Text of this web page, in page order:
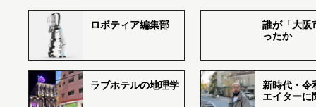
ロボティア編集部
誰が「大阪
ったか
ラブホテルの地理学
新時代・令
エイターに